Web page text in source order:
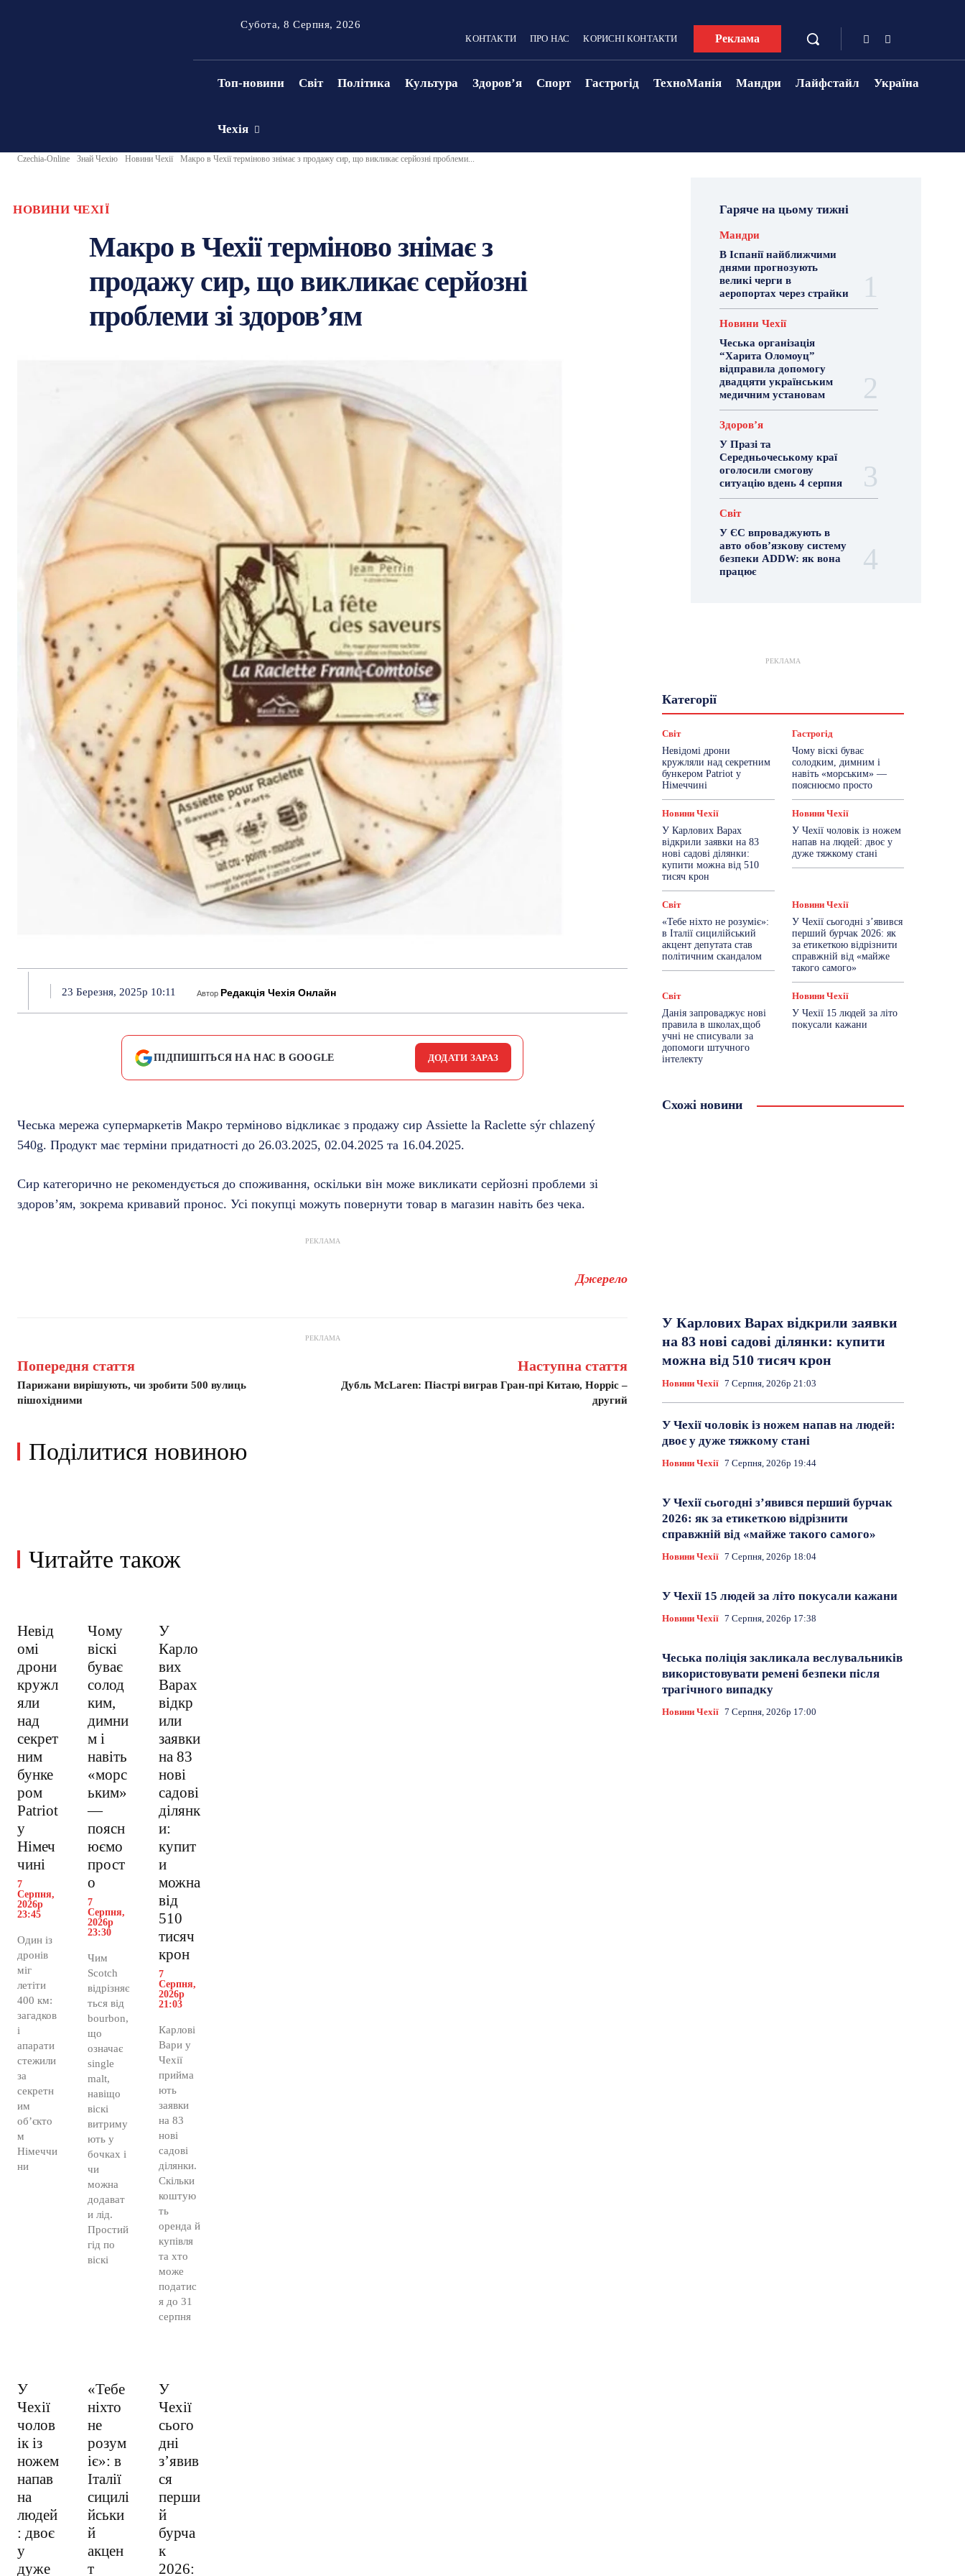
Субота, 8 Серпня, 2026
КОНТАКТИ ПРО НАС КОРИСНІ КОНТАКТИ Реклама
Топ-новини Світ Політика Культура Здоровʼя Спорт Гастрогід ТехноМанія Мандри Лайфстайл Україна
Чехія
Czechia-Online Знай Чехію Новини Чехії Макро в Чехії терміново знімає з продажу сир, що викликає серйозні проблеми...
НОВИНИ ЧЕХІЇ
Макро в Чехії терміново знімає з
продажу сир, що викликає серйозні
проблеми зі здоровʼям
23 Березня, 2025р 10:11 Автор Редакція Чехія Онлайн
ПІДПИШІТЬСЯ НА НАС В GOOGLE ДОДАТИ ЗАРАЗ
Чеська мережа супермаркетів Макро терміново відкликає з продажу сир Assiette la Raclette sýr chlazený
540g. Продукт має терміни придатності до 26.03.2025, 02.04.2025 та 16.04.2025.
Сир категорично не рекомендується до споживання, оскільки він може викликати серйозні проблеми зі
здоров’ям, зокрема кривавий пронос. Усі покупці можуть повернути товар в магазин навіть без чека.
РЕКЛАМА
Джерело
РЕКЛАМА
Попередня стаття
Парижани вирішують, чи зробити 500 вулиць
пішохідними
Наступна стаття
Дубль McLaren: Піастрі виграв Гран-прі Китаю, Норріс –
другий
Поділитися новиною
Читайте також
Невід
омі
дрони
кружл
яли
над
секрет
ним
бунке
ром
Patriot
у
Німеч
чині
7
Серпня,
2026р
23:45
Один із
дронів
міг
летіти
400 км:
загадков
і
апарати
стежили
за
секретн
им
об’єкто
м
Німеччи
ни
Чому
віскі
буває
солод
ким,
димни
м і
навіть
«морс
ьким»
—
поясн
юємо
прост
о
7
Серпня,
2026р
23:30
Чим
Scotch
відрізняє
ться від
bourbon,
що
означає
single
malt,
навіщо
віскі
витриму
ють у
бочках і
чи
можна
додават
и лід.
Простий
гід по
віскі
У
Карло
вих
Варах
відкр
или
заявки
на 83
нові
садові
ділянк
и:
купит
и
можна
від
510
тисяч
крон
7
Серпня,
2026р
21:03
Карлові
Вари у
Чехії
прийма
ють
заявки
на 83
нові
садові
ділянки.
Скільки
коштую
ть
оренда й
купівля
та хто
може
податис
я до 31
серпня
У
Чехії
чолов
ік із
ножем
напав
на
людей
: двоє
у
дуже
«Тебе
ніхто
не
розум
іє»: в
Італії
сицилі
йськи
й
акцен
т
У
Чехії
сього
дні
з’явив
ся
перши
й
бурча
к
2026:
Гаряче на цьому тижні
Мандри
В Іспанії найближчими
днями прогнозують
великі черги в
аеропортах через страйки
Новини Чехії
Чеська організація
“Харита Оломоуц”
відправила допомогу
двадцяти українським
медичним установам
Здоровʼя
У Празі та
Середньочеському краї
оголосили смогову
ситуацію вдень 4 серпня
Світ
У ЄС впроваджують в
авто обов’язкову систему
безпеки ADDW: як вона
працює
РЕКЛАМА
КатегоріїГастрогід
Знай Чехію
Новини Чехії
Політика
Робота
Сад та город
Світ
Спорт ТехноМанія
Топ-новини
Фоторепортаж
Більше
Світ
Невідомі дрони
кружляли над секретним
бункером Patriot у
Німеччині
Гастрогід
Чому віскі буває
солодким, димним і
навіть «морським» —
пояснюємо просто
Новини Чехії
У Карлових Варах
відкрили заявки на 83
нові садові ділянки:
купити можна від 510
тисяч крон
Новини Чехії
У Чехії чоловік із ножем
напав на людей: двоє у
дуже тяжкому стані
Світ
«Тебе ніхто не розуміє»:
в Італії сицилійський
акцент депутата став
політичним скандалом
Новини Чехії
У Чехії сьогодні з’явився
перший бурчак 2026: як
за етикеткою відрізнити
справжній від «майже
такого самого»
Світ
Данія запроваджує нові
правила в школах,щоб
учні не списували за
допомоги штучного
інтелекту
Новини Чехії
У Чехії 15 людей за літо
покусали кажани
Схожі новини
У Карлових Варах відкрили заявки
на 83 нові садові ділянки: купити
можна від 510 тисяч крон
Новини Чехії 7 Серпня, 2026р 21:03
У Чехії чоловік із ножем напав на людей:
двоє у дуже тяжкому стані
Новини Чехії 7 Серпня, 2026р 19:44
У Чехії сьогодні з’явився перший бурчак
2026: як за етикеткою відрізнити
справжній від «майже такого самого»
Новини Чехії 7 Серпня, 2026р 18:04
У Чехії 15 людей за літо покусали кажани
Новини Чехії 7 Серпня, 2026р 17:38
Чеська поліція закликала веслувальників
використовувати ремені безпеки після
трагічного випадку
Новини Чехії 7 Серпня, 2026р 17:00